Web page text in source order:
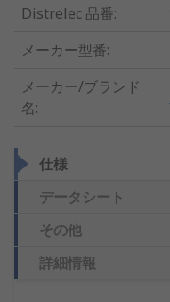
Distrelec 品番:
メーカー型番:
メーカー/ブランド
名:
仕様
データシート
その他
詳細情報